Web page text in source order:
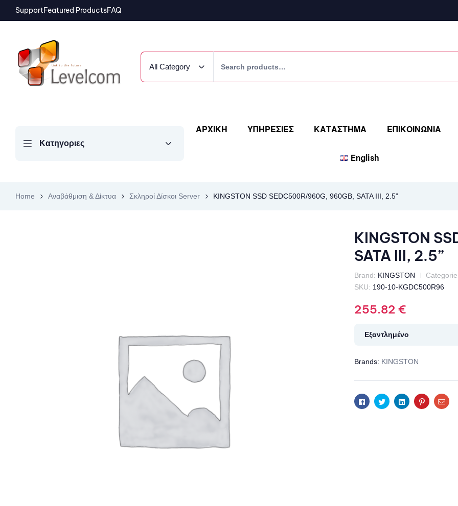
SupportFeatured ProductsFAQ
All Category
Κατηγοριες
ΑΡΧΙΚΗ ΥΠΗΡΕΣΙΕΣ ΚΑΤΑΣΤΗΜΑ ΕΠΙΚΟΙΝΩΝΙΑ
English
Home Αναβάθμιση & Δίκτυα Σκληροί Δίσκοι Server KINGSTON SSD SEDC500R/960G, 960GB, SATA III, 2.5”
KINGSTON
SATA III, 2.5”
Brand: KINGSTON
SKU: 190-10-KGDC500R96
255.82 €
Εξαντλημένο
Brands: KINGSTON
FacebookTwitterLinkedinPinterestEmail